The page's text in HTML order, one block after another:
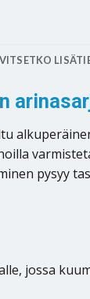
pysyy
jossa